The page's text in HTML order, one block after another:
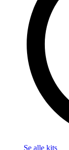
Se alle kits